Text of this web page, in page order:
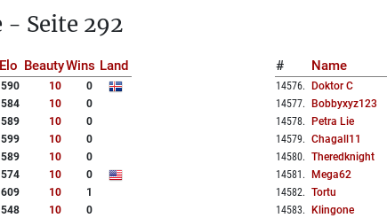
Seite 292
Elo BeautyWins Land
10
0
10
0
10
0
10
0
10
0
10
0
10
1
10
0
# Name
14576. Doktor C
14577. Bobbyxyz123
14578. Petra Lie
14579. Chagall11
14580. Theredknight
14581 . Mega62
14582. Tortu
14583. Klingone